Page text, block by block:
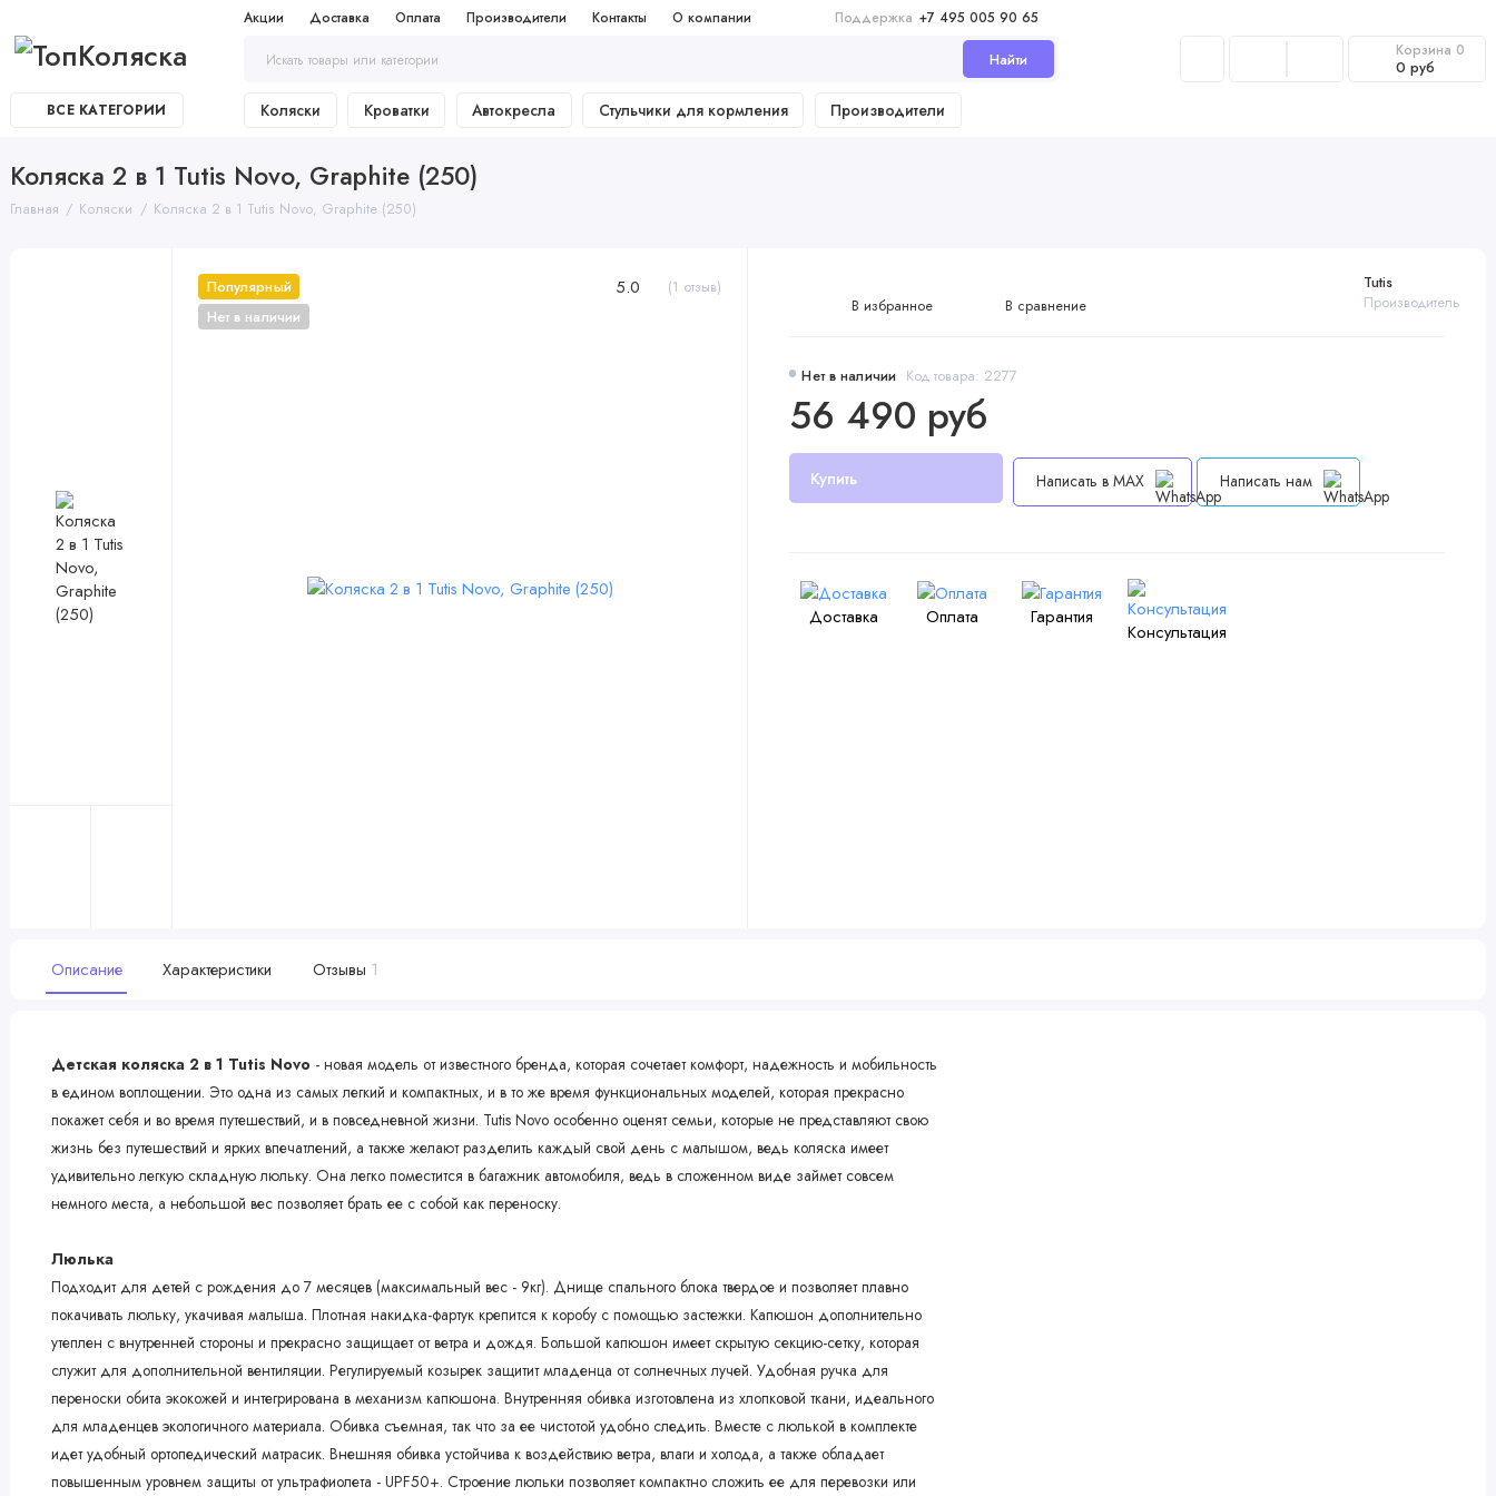
Акции Доставка Оплата Производители Контакты О компании Поддержка +7 495 005 90 65
Найти Корзина 0
0 руб
ВСЕ КАТЕГОРИИ Коляски Кроватки Автокресла Стульчики для кормления Производители
Коляска 2 в 1 Tutis Novo, Graphite (250)
Главная Коляски Коляска 2 в 1 Tutis Novo, Graphite (250)
Популярный
Нет в наличии
5.0 (1 отзыв)
Нет в наличии Код товара: 2277
Tutis
Производитель
56 490 руб
Купить Написать в MAX Написать нам
В избранное В сравнение
Доставка Оплата Гарантия
Консультация
Описание Характеристики Отзывы 1
Детская коляска 2 в 1 Tutis Novo - новая модель от известного бренда, которая сочетает комфорт, надежность и мобильность
в едином воплощении. Это одна из самых легкий и компактных, и в то же время функциональных моделей, которая прекрасно
покажет себя и во время путешествий, и в повседневной жизни. Tutis Novo особенно оценят семьи, которые не представляют свою
жизнь без путешествий и ярких впечатлений, а также желают разделить каждый свой день с малышом, ведь коляска имеет
удивительно легкую складную люльку. Она легко поместится в багажник автомобиля, ведь в сложенном виде займет совсем
немного места, а небольшой вес позволяет брать ее с собой как переноску.
Люлька
Подходит для детей с рождения до 7 месяцев (максимальный вес - 9кг). Днище спального блока твердое и позволяет плавно
покачивать люльку, укачивая малыша. Плотная накидка-фартук крепится к коробу с помощью застежки. Капюшон дополнительно
утеплен с внутренней стороны и прекрасно защищает от ветра и дождя. Большой капюшон имеет скрытую секцию-сетку, которая
служит для дополнительной вентиляции. Регулируемый козырек защитит младенца от солнечных лучей. Удобная ручка для
переноски обита экокожей и интегрирована в механизм капюшона. Внутренняя обивка изготовлена из хлопковой ткани, идеального
для младенцев экологичного материала. Обивка съемная, так что за ее чистотой удобно следить. Вместе с люлькой в комплекте
идет удобный ортопедический матрасик. Внешняя обивка устойчива к воздействию ветра, влаги и холода, а также обладает
повышенным уровнем защиты от ультрафиолета - UPF50+. Строение люльки позволяет компактно сложить ее для перевозки или